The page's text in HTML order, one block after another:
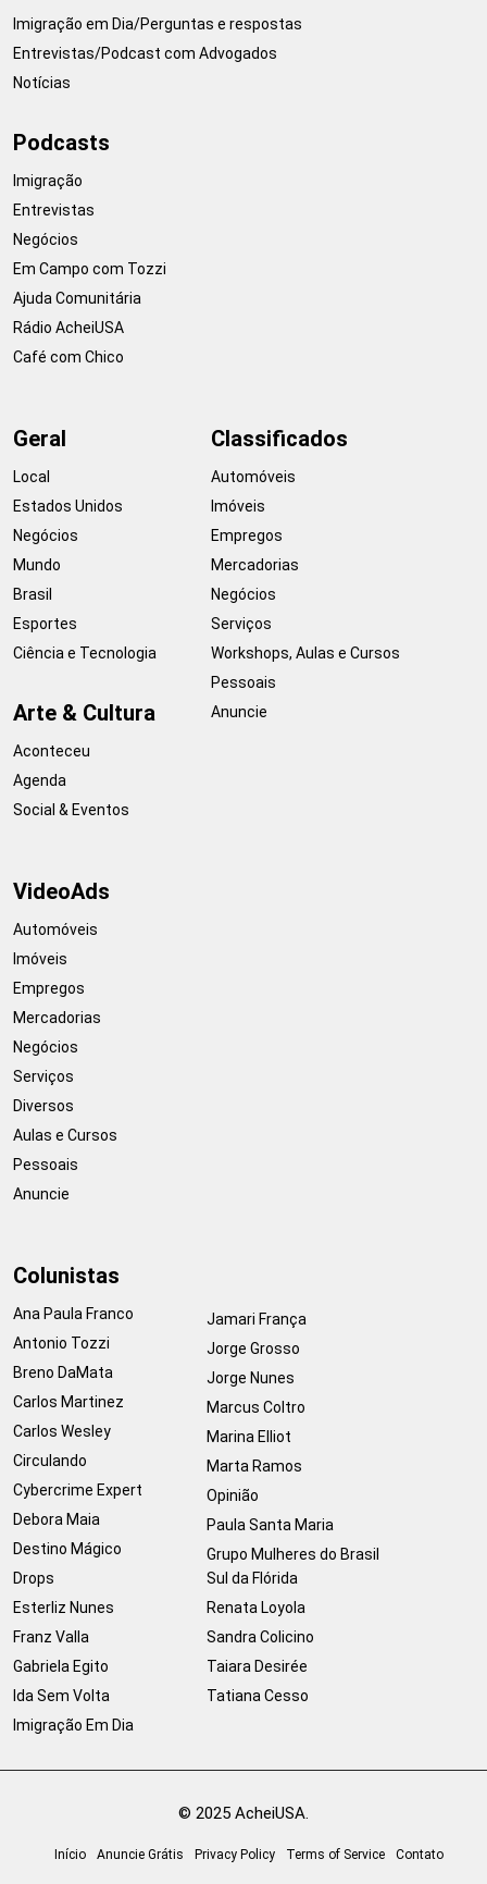
Imigração em Dia/Perguntas e respostas
Entrevistas/Podcast com Advogados
Notícias
Podcasts
Imigração
Entrevistas
Negócios
Em Campo com Tozzi
Ajuda Comunitária
Rádio AcheiUSA
Café com Chico
Geral
Local
Estados Unidos
Negócios
Mundo
Brasil
Esportes
Ciência e Tecnologia
Arte & Cultura
Aconteceu
Agenda
Social & Eventos
Classificados
Automóveis
Imóveis
Empregos
Mercadorias
Negócios
Serviços
Workshops, Aulas e Cursos
Pessoais
Anuncie
VideoAds
Automóveis
Imóveis
Empregos
Mercadorias
Negócios
Serviços
Diversos
Aulas e Cursos
Pessoais
Anuncie
Colunistas
Ana Paula Franco
Antonio Tozzi
Breno DaMata
Carlos Martinez
Carlos Wesley
Circulando
Cybercrime Expert
Debora Maia
Destino Mágico
Drops
Esterliz Nunes
Franz Valla
Gabriela Egito
Ida Sem Volta
Imigração Em Dia
Jamari França
Jorge Grosso
Jorge Nunes
Marcus Coltro
Marina Elliot
Marta Ramos
Opinião
Paula Santa Maria
Grupo Mulheres do Brasil
Sul da Flórida
Renata Loyola
Sandra Colicino
Taiara Desirée
Tatiana Cesso
© 2025 AcheiUSA.
Início Anuncie Grátis Privacy Policy Terms of Service Contato